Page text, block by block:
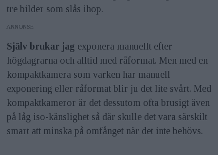
tre bilder som slås ihop.
ANNONS
Själv brukar jag exponera manuellt efter
högdagrarna och alltid med råformat. Men med en
kompaktkamera som varken har manuell
exponering eller råformat blir ju det lite svårt. Med
kompaktkameror är det dessutom ofta brusigt även
på låg iso-känslighet så där skulle det vara särskilt
smart att minska på omfånget när det inte behövs.